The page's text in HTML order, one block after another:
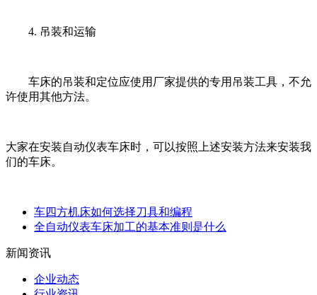
4. 吊装和运输
车床的吊装和定位应使用厂家提供的专用吊装工具，不允
许使用其他方法。
大家在安装自动仪表车床时，可以按照上述安装方法来安装我
们的车床。
车四方机床如何选择刀具和编程
全自动仪表车床加工的基本准则是什么
新闻资讯
企业动态